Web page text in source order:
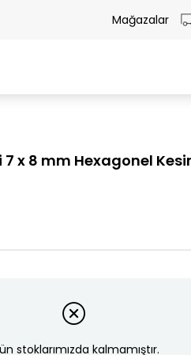
Mağazalar
x 8 mm Hexagonel
stoklarımızda kalmamıştır.